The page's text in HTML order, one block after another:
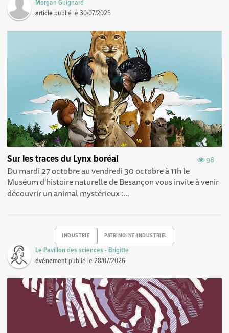
Morgan Guignard
article publié le30/07/2026
98
Sur les traces du Lynx boréal
Du mardi 27 octobre au vendredi 30 octobre à 11h le
Muséum d'histoire naturelle de Besançon vous invite à venir
découvrir un animal mystérieux :...
INDUSTRIE PATRIMOINE-INDUSTRIEL
Le Pavillon des sciences - Brigitte
événement publié le28/07/2026